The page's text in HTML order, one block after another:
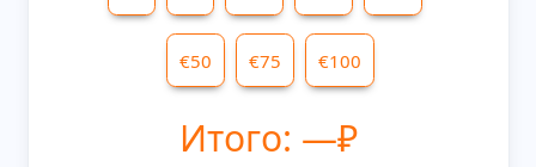
Итого: —₽